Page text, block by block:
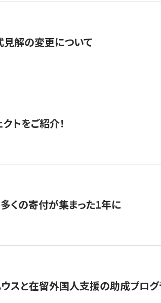
解の変更について
トをご紹介！
くの寄付が集まった1年に
スと在留外国人支援の助成プロ